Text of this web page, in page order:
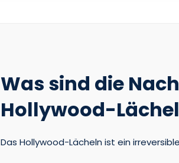
Was sind die
Hollywood-
Das Hollywood-Lächeln ist ein